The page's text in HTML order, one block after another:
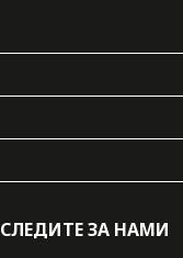
СЛЕДИТЕ ЗА НАМИ